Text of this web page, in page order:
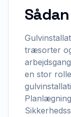
træsorter
en stor